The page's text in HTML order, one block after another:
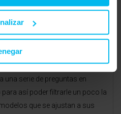
del durmiente, que hacen que
todo el mundo. Hay que tener
la posición al dormir,
una serie de preguntas en
así poder filtrarle un poco la
que se ajustan a sus